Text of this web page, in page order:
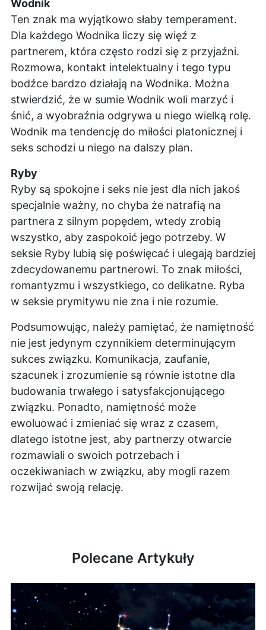
Wodnik
Ten znak ma wyjątkowo słaby temperament.
Dla każdego Wodnika liczy się więź z
partnerem, która często rodzi się z przyjaźni.
Rozmowa, kontakt intelektualny i tego typu
bodźce bardzo działają na Wodnika. Można
stwierdzić, że w sumie Wodnik woli marzyć i
śnić, a wyobraźnia odgrywa u niego wielką rolę.
Wodnik ma tendencję do miłości platonicznej i
seks schodzi u niego na dalszy plan.
Ryby
Ryby są spokojne i seks nie jest dla nich jakoś
specjalnie ważny, no chyba że natrafią na
partnera z silnym popędem, wtedy zrobią
wszystko, aby zaspokoić jego potrzeby. W
seksie Ryby lubią się poświęcać i ulegają bardziej
zdecydowanemu partnerowi. To znak miłości,
romantyzmu i wszystkiego, co delikatne. Ryba
w seksie prymitywu nie zna i nie rozumie.
Podsumowując, należy pamiętać, że namiętność
nie jest jedynym czynnikiem determinującym
sukces związku. Komunikacja, zaufanie,
szacunek i zrozumienie są równie istotne dla
budowania trwałego i satysfakcjonującego
związku. Ponadto, namiętność może
ewoluować i zmieniać się wraz z czasem,
dlatego istotne jest, aby partnerzy otwarcie
rozmawiali o swoich potrzebach i
oczekiwaniach w związku, aby mogli razem
rozwijać swoją relację.
Polecane Artykuły